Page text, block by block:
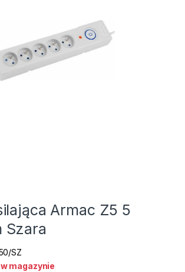
Armac Z5 5
Szara
SZ
magazynie